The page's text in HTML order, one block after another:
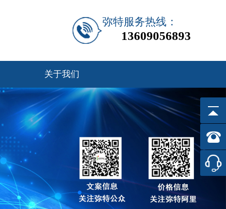
弥特服务热线：
13609056893
关于我们